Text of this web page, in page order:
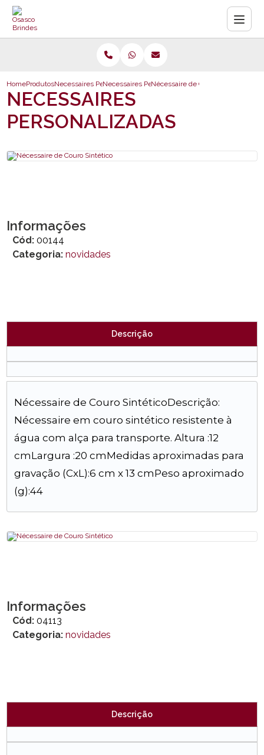
HomeProdutosNecessaires PersonalizadasNecessaires PersonalizadasNécessaire de Couro Sintético
NECESSAIRES
PERSONALIZADAS
Informações
Cód: 00144
Categoria: novidades
Descrição
Nécessaire de Couro SintéticoDescrição:
Nécessaire em couro sintético resistente à
água com alça para transporte. Altura :12
cmLargura :20 cmMedidas aproximadas para
gravação (CxL):6 cm x 13 cmPeso aproximado
(g):44
Informações
Cód: 04113
Categoria: novidades
Descrição